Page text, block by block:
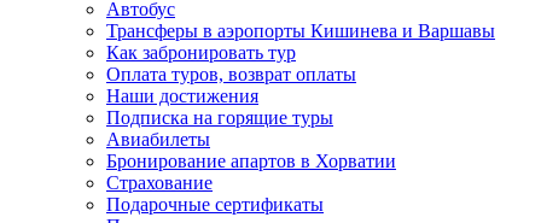
Автобус
Трансферы в аэропорты Кишинева и Варшавы
Как забронировать тур
Оплата туров, возврат оплаты
Наши достижения
Подписка на горящие туры
Авиабилеты
Бронирование апартов в Хорватии
Страхование
Подарочные сертификаты